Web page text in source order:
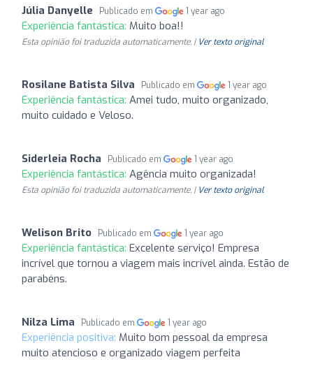
Júlia Danyelle Publicado em 1 year ago
Experiência fantástica: Muito boa!!
Esta opinião foi traduzida automaticamente. | Ver texto original
Rosilane Batista Silva Publicado em 1 year ago
Experiência fantástica: Amei tudo, muito organizado,
muito cuidado e Veloso.
Siderleia Rocha Publicado em 1 year ago
Experiência fantástica: Agência muito organizada!
Esta opinião foi traduzida automaticamente. | Ver texto original
Welison Brito Publicado em 1 year ago
Experiência fantástica: Excelente serviço! Empresa
incrível que tornou a viagem mais incrível ainda. Estão de
parabéns.
Nilza Lima Publicado em 1 year ago
Experiência positiva: Muito bom pessoal da empresa
muito atencioso e organizado viagem perfeita